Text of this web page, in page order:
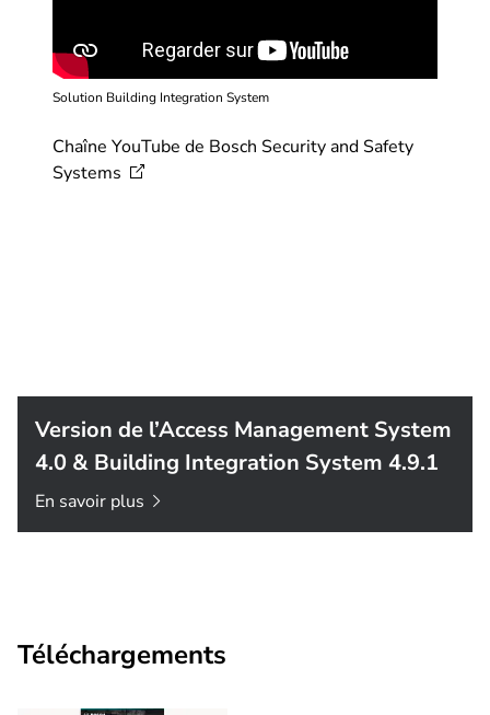
Solution Building Integration System
Chaîne YouTube de Bosch Security and Safety
Systems
Version de l’Access Management System
4.0 & Building Integration System 4.9.1
En savoir plus
Téléchargements